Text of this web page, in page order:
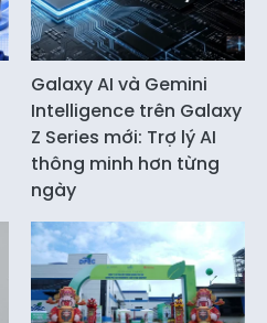
Galaxy AI và Gemini
Intelligence trên Galaxy
Z Series mới: Trợ lý AI
thông minh hơn từng
ngày